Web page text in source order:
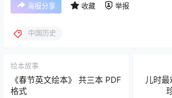
海报分享 收藏 举报
中国历史
绘本故事
《春节英文绘本》 共三本 PDF
格式
儿时